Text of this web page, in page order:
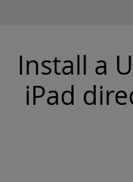
Install a
iPad